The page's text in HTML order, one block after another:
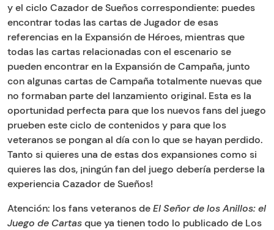
y el ciclo Cazador de Sueños correspondiente: puedes
encontrar todas las cartas de Jugador de esas
referencias en la Expansión de Héroes, mientras que
todas las cartas relacionadas con el escenario se
pueden encontrar en la Expansión de Campaña, junto
con algunas cartas de Campaña totalmente nuevas que
no formaban parte del lanzamiento original. Esta es la
oportunidad perfecta para que los nuevos fans del juego
prueben este ciclo de contenidos y para que los
veteranos se pongan al día con lo que se hayan perdido.
Tanto si quieres una de estas dos expansiones como si
quieres las dos, ¡ningún fan del juego debería perderse la
experiencia Cazador de Sueños!
Atención: los fans veteranos deEl Señor de los Anillos: el
Juego de Cartasque ya tienen todo lo publicado de Los